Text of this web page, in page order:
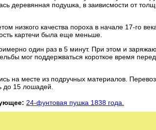
деревянная подушка, в заивисмости от
низкого качества пороха в начале 17-го
картечи была еще меньше.
один раз в 5 минут. При этом и
мог поддержваться короткое время перед
на месте из подручных материалов.
до 15 лошадей.
24-фунтовая пушка 1838 года.